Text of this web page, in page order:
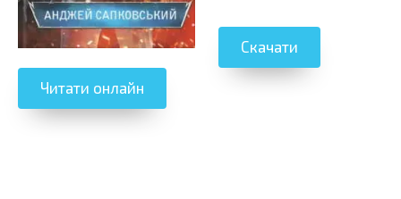
Скачати
Читати онлайн